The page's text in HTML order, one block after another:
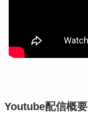
Youtube配信概要